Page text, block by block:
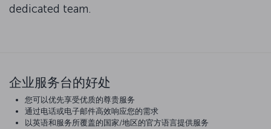
dedicated team.
企业服务台的好处
您可以优先享受优质的尊贵服务
通过电话或电子邮件高效响应您的需求
以英语和服务所覆盖的国家/地区的官方语言提供服务